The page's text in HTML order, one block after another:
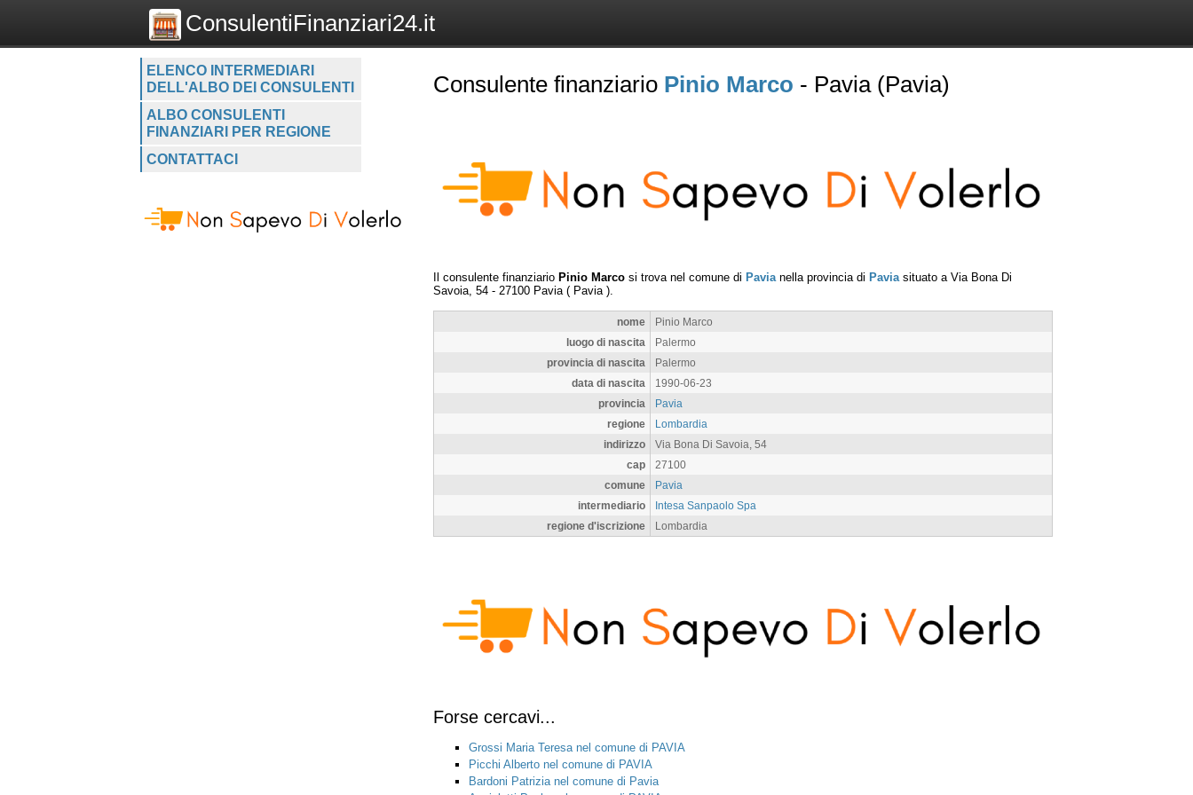
ConsulentiFinanziari24.it
ELENCO INTERMEDIARI
DELL'ALBO DEI CONSULENTI
ALBO CONSULENTI
FINANZIARI PER REGIONE
CONTATTACI
Consulente finanziario Pinio Marco - Pavia (Pavia)
Il consulente finanziario Pinio Marco si trova nel comune di Pavia nella provincia di Pavia situato a Via Bona Di
Savoia, 54 - 27100 Pavia ( Pavia ).
nome
Pinio Marco
luogo di nascita
Palermo
provincia di nascita
Palermo
data di nascita
1990-06-23
provincia
Pavia
regione
Lombardia
indirizzo
Via Bona Di Savoia, 54
cap
27100
comune
Pavia
intermediario
Intesa Sanpaolo Spa
regione d'iscrizione
Lombardia
Forse cercavi...
Grossi Maria Teresa nel comune di PAVIA
Picchi Alberto nel comune di PAVIA
Bardoni Patrizia nel comune di Pavia